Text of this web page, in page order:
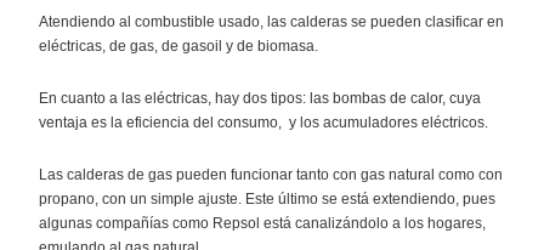
Atendiendo al combustible usado, las calderas se pueden clasificar en
eléctricas, de gas, de gasoil y de biomasa.
En cuanto a las eléctricas, hay dos tipos: las bombas de calor, cuya
ventaja es la eficiencia del consumo, y los acumuladores eléctricos.
Las calderas de gas pueden funcionar tanto con gas natural como con
propano, con un simple ajuste. Este último se está extendiendo, pues
algunas compañías como Repsol está canalizándolo a los hogares,